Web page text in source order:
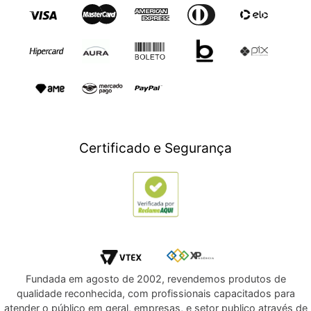
Sábados das 9h às 17h
Trocas e Devoluçoes
Eletroportáteis
TV e Áudio
Games
Utilidades Domésticas
Dia dos Namorados
Presente para Pais
Compre e DoeCertificado e Segurança
Fundada em agosto de 2002, revendemos produtos de
qualidade reconhecida, com profissionais capacitados para
atender o público em geral, empresas, e setor publico através de